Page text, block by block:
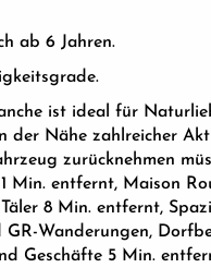
ab 6 Jahren.
ist ideal für
der Nähe zahlreicher
zurücknehmen
Min. entfernt, Maison
8 Min. entfernt,
GR-Wanderungen,
Geschäfte 5 Min.